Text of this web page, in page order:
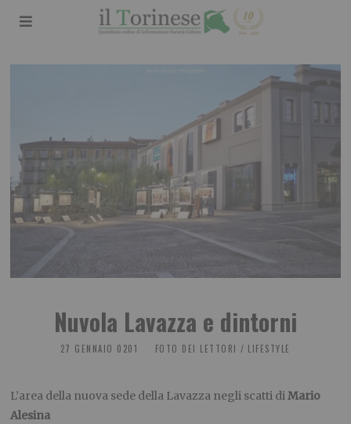
Nuvola Lavazza e dintorni
27 GENNAIO 0201 FOTO DEI LETTORI / LIFESTYLE
L’area della nuova sede della Lavazza negli scatti diMario
Alesina